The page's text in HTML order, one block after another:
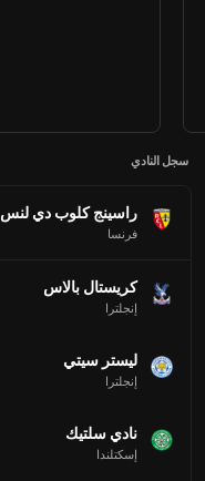
سجل النادي
راسينج كلوب دي لنس
فرنسا
كريستال بالاس
إنجلترا
ليستر سيتي
إنجلترا
نادي سلتيك
إسكتلندا